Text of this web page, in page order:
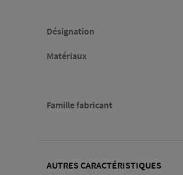
Désignation
Matériaux
Famille fabricant
AUTRES CARACTÉRISTIQUES